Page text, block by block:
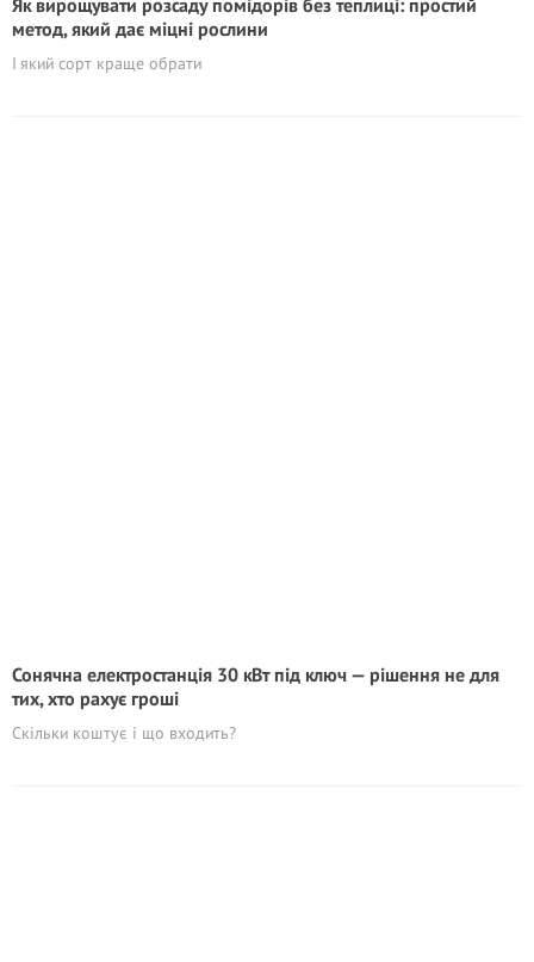
Як вирощувати розсаду помідорів без теплиці: простий
метод, який дає міцні рослини
І який сорт краще обрати
Сонячна електростанція 30 кВт під ключ — рішення не для
тих, хто рахує гроші
Скільки коштує і що входить?